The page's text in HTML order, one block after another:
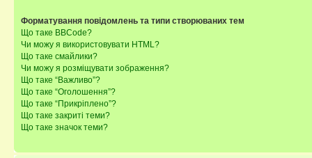
Форматування повідомлень та типи створюваних тем
Що таке BBCode?
Чи можу я використовувати HTML?
Що таке смайлики?
Чи можу я розміщувати зображення?
Що таке “Важливо”?
Що таке “Оголошення”?
Що таке “Прикріплено”?
Що таке закриті теми?
Що таке значок теми?